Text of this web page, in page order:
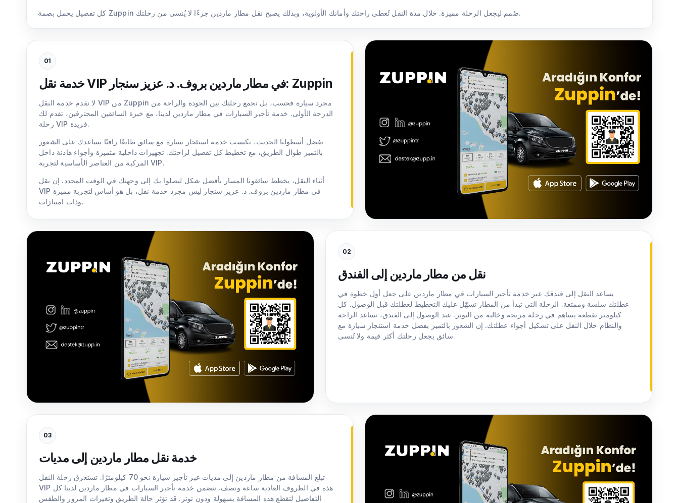
كل تفصيل يحمل بصمة Zuppin صُمم ليجعل الرحلة مميزة. خلال مدة النقل تُعطى راحتك وأمانك الأولوية، وبذلك يصبح نقل مطار ماردين جزءًا لا يُنسى من رحلتك.
01
خدمة نقل VIP في مطار ماردين بروف. د. عزيز سنجار: Zuppin
لا تقدم خدمة النقل VIP من Zuppin مجرد سيارة فحسب، بل تجمع رحلتك بين الجودة والراحة من
الدرجة الأولى. خدمة تأجير السيارات في مطار ماردين لدينا، مع خبرة السائقين المحترفين، تقدم لك
رحلة VIP فريدة.
بفضل أسطولنا الحديث، تكتسب خدمة استئجار سيارة مع سائق طابعًا راقيًا يساعدك على الشعور
بالتميز طوال الطريق، مع تخطيط كل تفصيل لراحتك. تجهيزات داخلية متميزة وأجواء هادئة داخل
المركبة من العناصر الأساسية لتجربة VIP.
أثناء النقل، يخطط سائقونا المسار بأفضل شكل ليصلوا بك إلى وجهتك في الوقت المحدد. إن نقل
VIP في مطار ماردين بروف. د. عزيز سنجار ليس مجرد خدمة نقل، بل هو أساس لتجربة مميزة
وذات امتيازات.
02
نقل من مطار ماردين إلى الفندق
يساعد النقل إلى فندقك عبر خدمة تأجير السيارات في مطار ماردين على جعل أول خطوة في
عطلتك سلسة وممتعة. الرحلة التي تبدأ من المطار تسهّل عليك التخطيط لعطلتك قبل الوصول. كل
كيلومتر تقطعه يساهم في رحلة مريحة وخالية من التوتر. عند الوصول إلى الفندق، تساعد الراحة
والنظام خلال النقل على تشكيل أجواء عطلتك. إن الشعور بالتميز بفضل خدمة استئجار سيارة مع
سائق يجعل رحلتك أكثر قيمة ولا تُنسى.
03
خدمة نقل مطار ماردين إلى مديات
تبلغ المسافة من مطار ماردين إلى مديات عبر تأجير سيارة نحو 70 كيلومترًا. تستغرق رحلة النقل
VIP هذه في الظروف العادية ساعة ونصف. تتضمن خدمة تأجير السيارات في مطار ماردين لدينا كل
التفاصيل لتقطع هذه المسافة بسهولة ودون توتر. قد تؤثر حالة الطريق وتغيرات المرور والطقس